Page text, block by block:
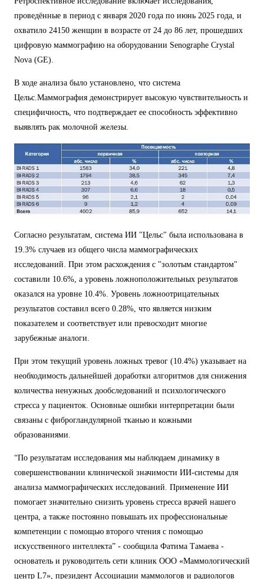
проведённые в период с января 2020 года по июнь 2025 года, и
охватило 24150 женщин в возрасте от 24 до 86 лет, прошедших
цифровую маммографию на оборудовании Senographe Crystal
Nova (GE).
В ходе анализа было установлено, что система
Цельс.Маммография демонстрирует высокую чувствительность и
специфичность, что подтверждает ее способность эффективно
выявлять рак молочной железы.
Согласно результатам, система ИИ "Цельс" была использована в
19.3% случаев из общего числа маммографических
исследований. При этом расхождения с "золотым стандартом"
составили 10.6%, а уровень ложноположительных результатов
оказался на уровне 10.4%. Уровень ложноотрицательных
результатов составил всего 0.28%, что является низким
показателем и соответствует или превосходит многие
зарубежные аналоги.
При этом текущий уровень ложных тревог (10.4%) указывает на
необходимость дальнейшей доработки алгоритмов для снижения
количества ненужных дообследований и психологического
стресса у пациенток. Основные ошибки интерпретации были
связаны с фиброгландулярной тканью и кожными
образованиями.
“По результатам исследования мы наблюдаем динамику в
совершенствовании клинической значимости ИИ-системы для
анализа маммографических исследований. Применение ИИ
помогает значительно снизить уровень стресса врачей нашего
центра, а также постоянно повышать их профессиональные
компетенции с помощью второго чтения с помощью
искусственного интеллекта” - сообщила Фатима Тамаева -
основатель и руководитель сети клиник ООО «Маммологический
центр L7», президент Ассоциации маммологов и радиологов